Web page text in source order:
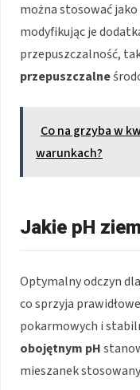
można stosować
modyfikując je
przepuszczalność,
przepuszczalne
Co na grzyba w
warunkach?
Jakie pH
Optymalny odczyn
co sprzyja
pokarmowych i
obojętnym pH
mieszanek